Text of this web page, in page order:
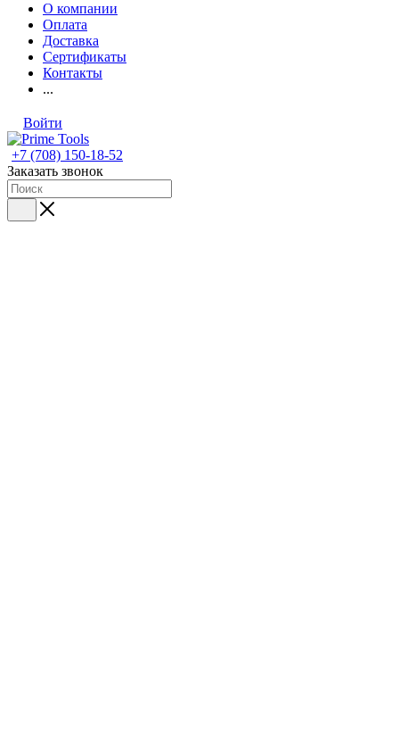
О компании
Оплата
Доставка
Сертификаты
Контакты
...
Войти
+7 (708) 150-18-52
Заказать звонок